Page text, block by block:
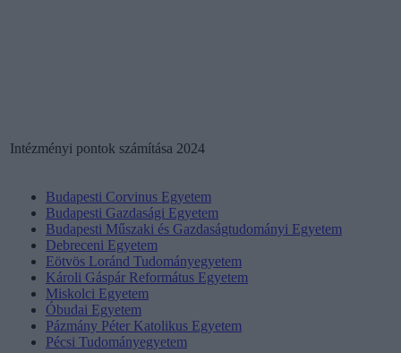
Intézményi pontok számítása 2024
Budapesti Corvinus Egyetem
Budapesti Gazdasági Egyetem
Budapesti Műszaki és Gazdaságtudományi Egyetem
Debreceni Egyetem
Eötvös Loránd Tudományegyetem
Károli Gáspár Református Egyetem
Miskolci Egyetem
Óbudai Egyetem
Pázmány Péter Katolikus Egyetem
Pécsi Tudományegyetem